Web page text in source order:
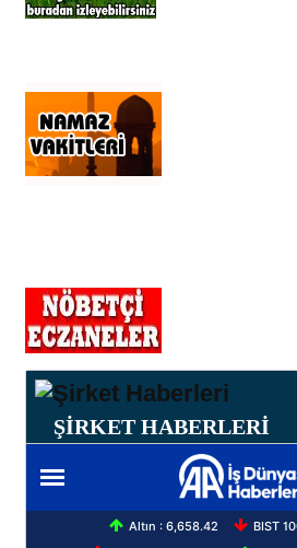
ŞİRKET HABERLERİ